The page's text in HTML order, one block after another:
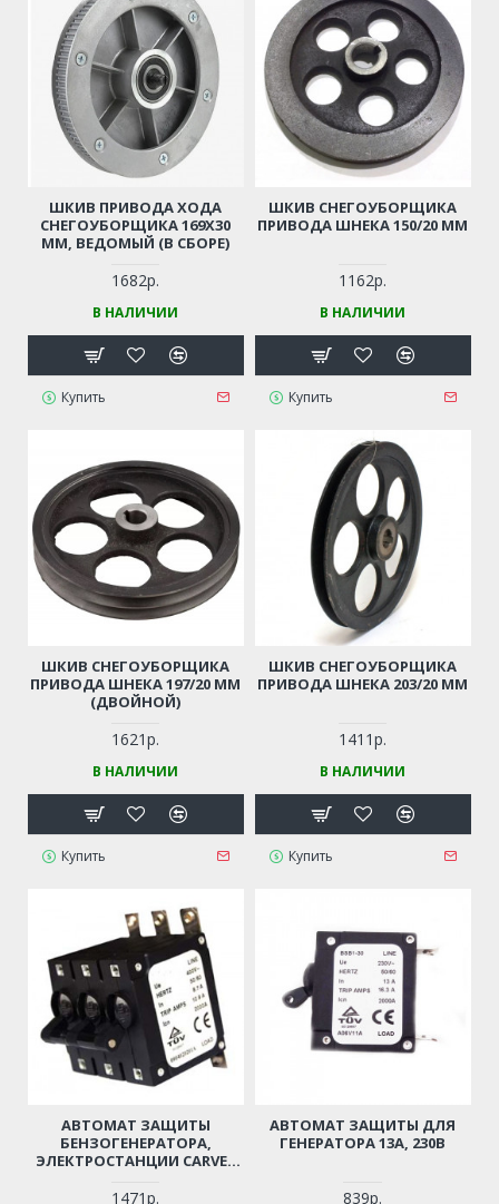
ШКИВ ПРИВОДА ХОДА
СНЕГОУБОРЩИКА 169Х30
ММ, ВЕДОМЫЙ (В СБОРЕ)
1682р.
В НАЛИЧИИ
Купить
ШКИВ СНЕГОУБОРЩИКА
ПРИВОДА ШНЕКА 150/20 ММ
1162р.
В НАЛИЧИИ
Купить
ШКИВ СНЕГОУБОРЩИКА
ПРИВОДА ШНЕКА 197/20 ММ
(ДВОЙНОЙ)
1621р.
В НАЛИЧИИ
Купить
ШКИВ СНЕГОУБОРЩИКА
ПРИВОДА ШНЕКА 203/20 ММ
1411р.
В НАЛИЧИИ
Купить
АВТОМАТ ЗАЩИТЫ
БЕНЗОГЕНЕРАТОРА,
ЭЛЕКТРОСТАНЦИИ CARVER
1471р.
АВТОМАТ ЗАЩИТЫ ДЛЯ
ГЕНЕРАТОРА 13А, 230В
839р.